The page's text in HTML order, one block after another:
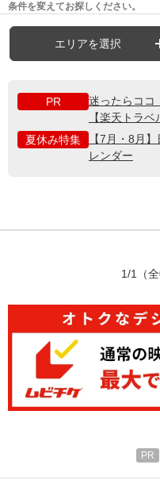
条件を変えてお探しください。
エリアを選択
PR
迷ったらココ
【楽天トラベ
夏休み特集
【7月・8月
レンダー
1/1 （